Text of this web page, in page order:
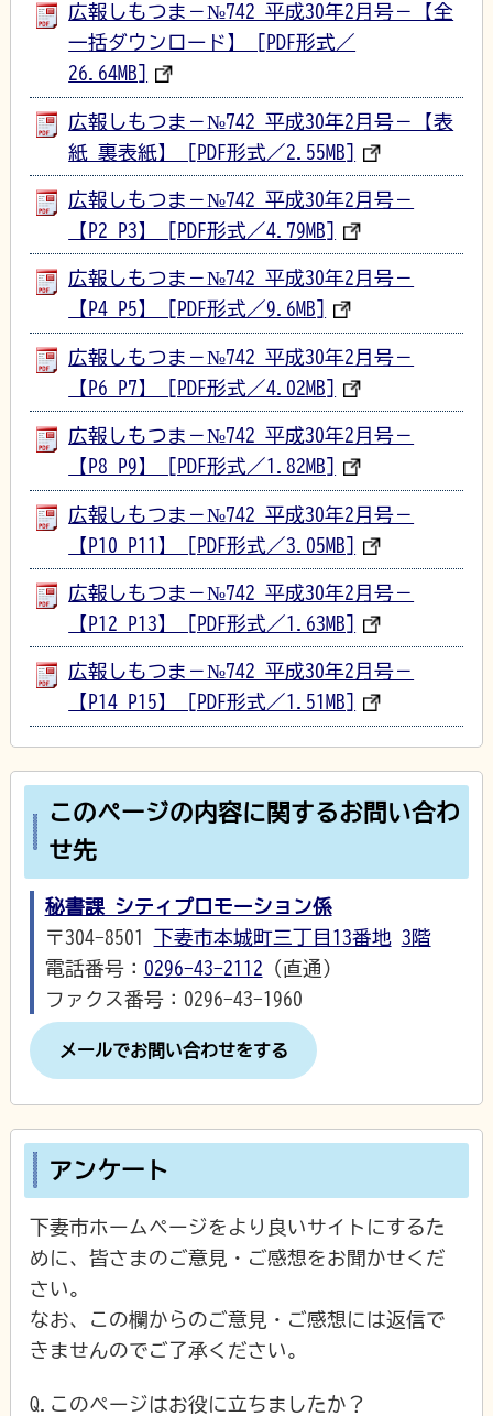
広報しもつま－№742 平成30年2月号－【全
一括ダウンロード】 [PDF形式／
26.64MB]
広報しもつま－№742 平成30年2月号－【表
紙_裏表紙】 [PDF形式／2.55MB]
広報しもつま－№742 平成30年2月号－
【P2_P3】 [PDF形式／4.79MB]
広報しもつま－№742 平成30年2月号－
【P4_P5】 [PDF形式／9.6MB]
広報しもつま－№742 平成30年2月号－
【P6_P7】 [PDF形式／4.02MB]
広報しもつま－№742 平成30年2月号－
【P8_P9】 [PDF形式／1.82MB]
広報しもつま－№742 平成30年2月号－
【P10_P11】 [PDF形式／3.05MB]
広報しもつま－№742 平成30年2月号－
【P12_P13】 [PDF形式／1.63MB]
広報しもつま－№742 平成30年2月号－
【P14_P15】 [PDF形式／1.51MB]
このページの内容に関するお問い合わ
せ先
秘書課 シティプロモーション係
〒304-8501 下妻市本城町三丁目13番地 3階
電話番号： 0296-43-2112 （直通）
ファクス番号：0296-43-1960
メールでお問い合わせをする
アンケート
下妻市ホームページをより良いサイトにするた
めに、皆さまのご意見・ご感想をお聞かせくだ
さい。
なお、この欄からのご意見・ご感想には返信で
きませんのでご了承ください。
Q.このページはお役に立ちましたか？